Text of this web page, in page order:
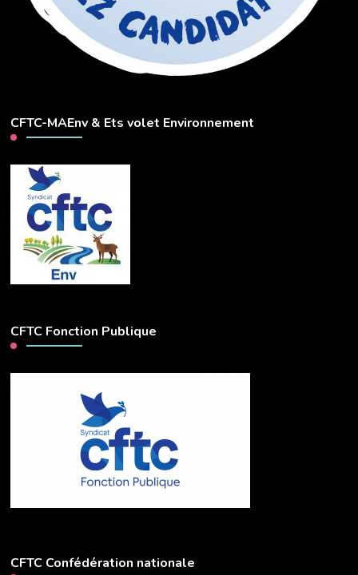
CFTC-MAEnv & Ets volet Environnement
CFTC Fonction Publique
CFTC Confédération nationale